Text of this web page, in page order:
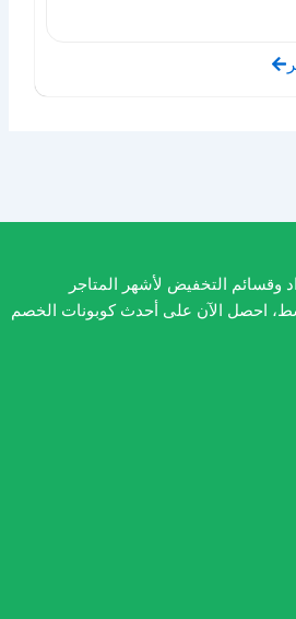
وقسائم التخفيض لأشهر المتاجر
احصل الآن على أحدث كوبونات الخصم